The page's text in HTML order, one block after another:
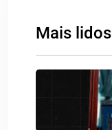
Mais lidos